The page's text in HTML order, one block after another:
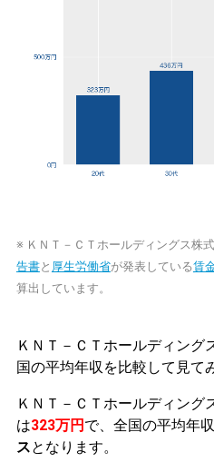
※ ＫＮＴ－ＣＴホールディングス株
告書と 厚生労働省が発表している賃
算出しています。
ＫＮＴ－ＣＴホールディング
国の平均年収を比較して見て
ＫＮＴ－ＣＴホールディング
は323万円 で、全国の平均年
スとなります。